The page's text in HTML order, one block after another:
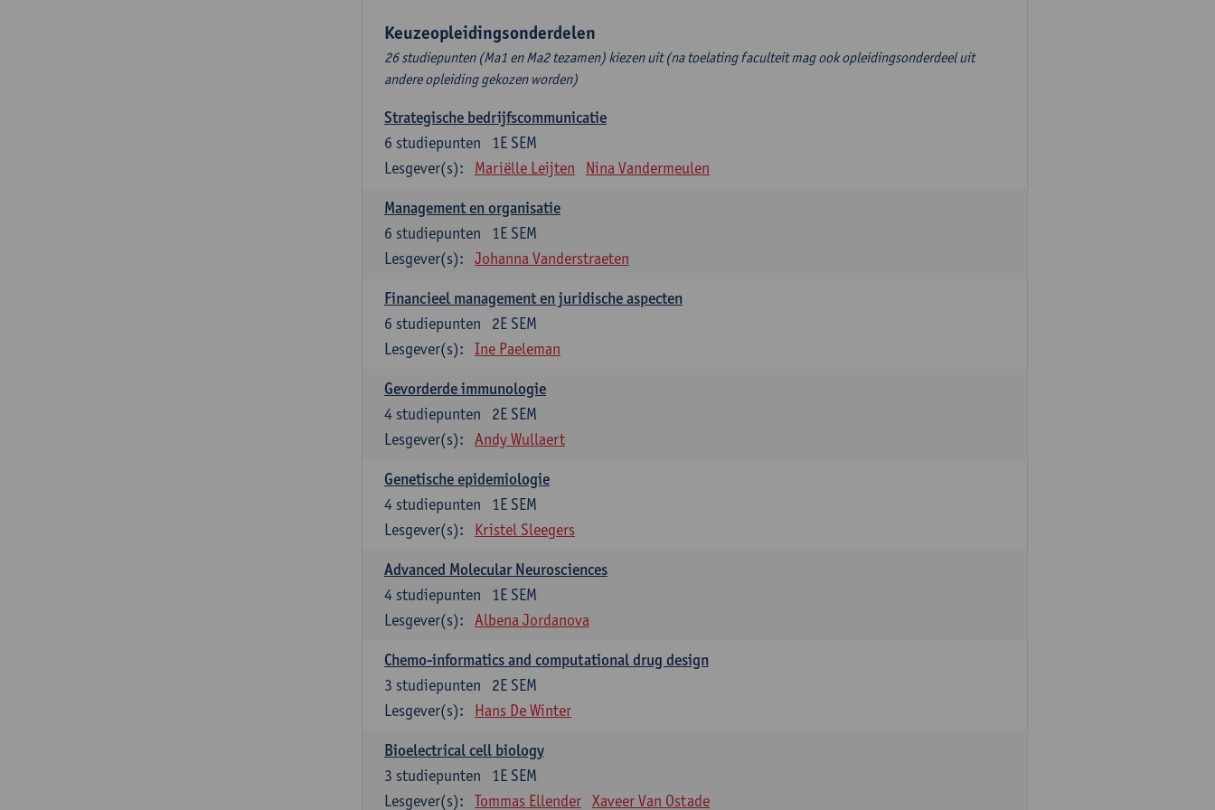
Keuzeopleidingsonderdelen
26 studiepunten (Ma1 en Ma2 tezamen) kiezen uit (na toelating faculteit mag ook opleidingsonderdeel uit
andere opleiding gekozen worden)
Strategische bedrijfscommunicatie
1E SEM
6 studiepunten
Lesgever(s):
Mariëlle Leijten Nina Vandermeulen
Management en organisatie
1E SEM
6 studiepunten
Lesgever(s):
Johanna Vanderstraeten
Financieel management en juridische aspecten
2E SEM
6 studiepunten
Lesgever(s):
Ine Paeleman
Gevorderde immunologie
2E SEM
4 studiepunten
Lesgever(s):
Andy Wullaert
Genetische epidemiologie
1E SEM
4 studiepunten
Lesgever(s):
Kristel Sleegers
Advanced Molecular Neurosciences
1E SEM
4 studiepunten
Lesgever(s):
Albena Jordanova
Chemo-informatics and computational drug design
2E SEM
3 studiepunten
Lesgever(s):
Hans De Winter
Bioelectrical cell biology
1E SEM
3 studiepunten
Lesgever(s):
Tommas Ellender Xaveer Van Ostade